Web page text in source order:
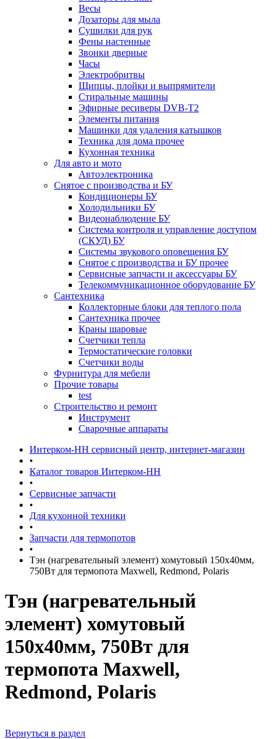
Весы
Дозаторы для мыла
Сушилки для рук
Фены настенные
Звонки дверные
Часы
Электробритвы
Щипцы, плойки и выпрямители
Стиральные машины
Эфирные ресиверы DVB-T2
Элементы питания
Машинки для удаления катышков
Техника для дома прочее
Кухонная техника
Для авто и мото
Автоэлектроника
Снятое с производства и БУ
Кондиционеры БУ
Холодильники БУ
Видеонаблюдение БУ
Система контроля и управление доступом
(СКУД) БУ
Системы звукового оповещения БУ
Снятое с производства и БУ прочее
Сервисные запчасти и аксессуары БУ
Телекоммуникационное оборудование БУ
Сантехника
Коллекторные блоки для теплого пола
Сантехника прочее
Краны шаровые
Счетчики тепла
Термоcтатические головки
Счетчики воды
Фурнитура для мебели
Прочие товары
test
Строительство и ремонт
Инструмент
Сварочные аппараты
Интерком-НН сервисный центр, интернет-магазин
•
Каталог товаров Интерком-НН
•
Сервисные запчасти
•
Для кухонной техники
•
Запчасти для термопотов
•
Тэн (нагревательный элемент) хомутовый 150х40мм,
750Вт для термопота Maxwell, Redmond, Polaris
Тэн (нагревательный
элемент) хомутовый
150х40мм, 750Вт для
термопота Maxwell,
Redmond, Polaris
Вернуться в раздел